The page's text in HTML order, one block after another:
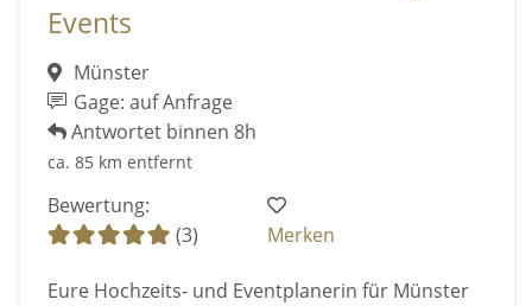
Events
Münster
Gage: auf Anfrage
Antwortet binnen 8h
ca. 85 km entfernt
Bewertung:
(3)
Merken
Eure Hochzeits- und Eventplanerin für Münster